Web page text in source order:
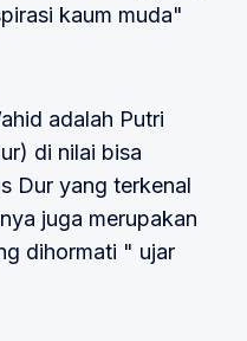
kaum muda"
adalah Putri
di nilai bisa
Dur yang terkenal
juga merupakan
dihormati " ujar